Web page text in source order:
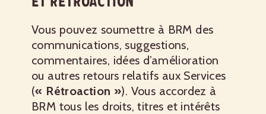
Vous pouvez soumettre à BRM des
communications, suggestions,
commentaires, idées d’amélioration
ou autres retours relatifs aux Services
(« Rétroaction »). Vous accordez à
BRM tous les droits, titres et intérêts